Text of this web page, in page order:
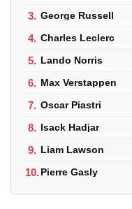
3. George Russell
4. Charles Leclerc
5. Lando Norris
6. Max Verstappen
7. Oscar Piastri
8. Isack Hadjar
9. Liam Lawson
10.Pierre Gasly